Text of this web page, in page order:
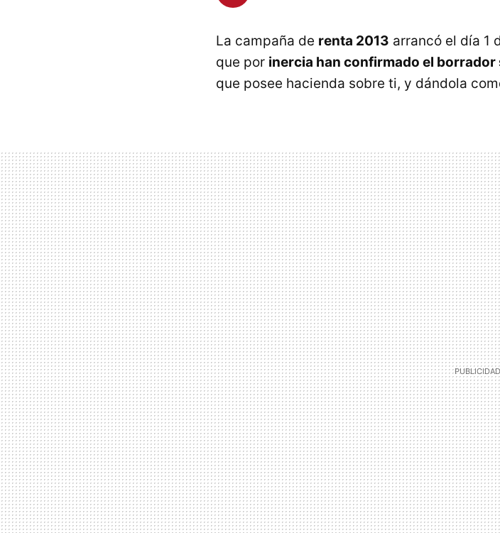
La campaña de renta 2013 arrancó el día 1
que por inercia han confirmado el borrador
que posee hacienda sobre ti, y dándola